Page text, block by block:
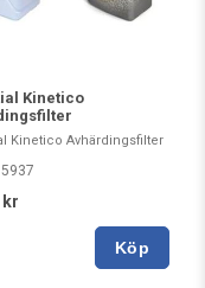
Kinetico
Kinetico Avhärdingsfilter
kr
Köp